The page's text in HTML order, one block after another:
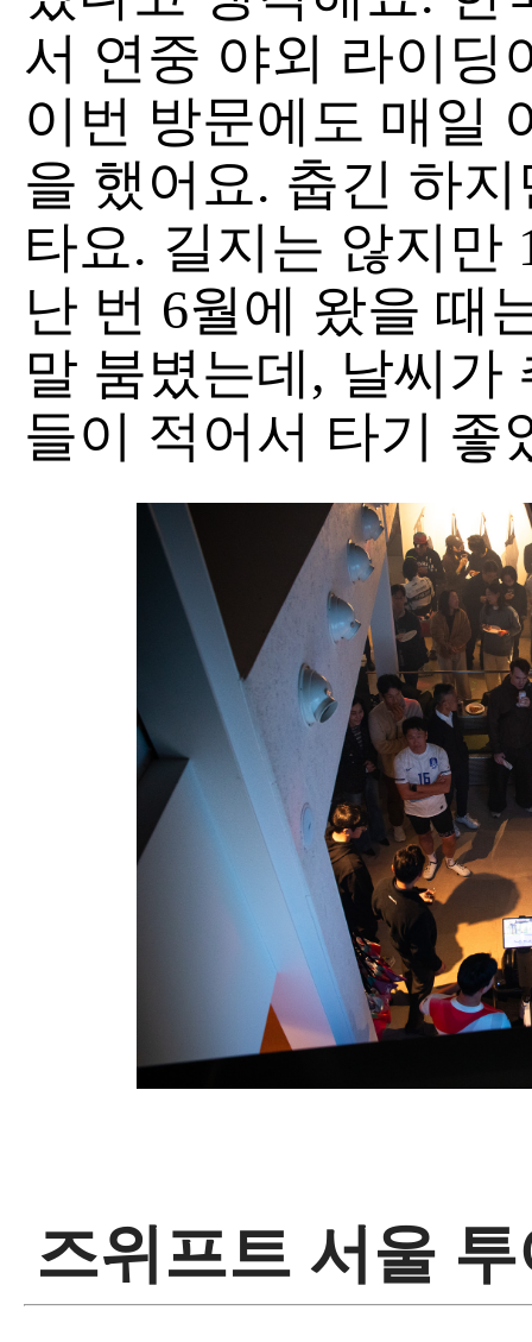
서 연중 야외 라이딩
이번 방문에도 매일
을 했어요. 춥긴 하
타요. 길지는 않지만
난 번 6월에 왔을 때
말 붐볐는데, 날씨가
들이 적어서 타기 좋
즈위프트 서울